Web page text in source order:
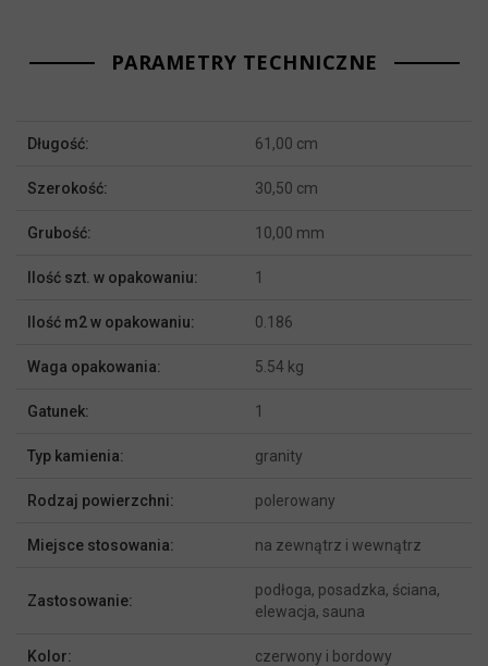
PARAMETRY TECHNICZNE
Długość: 61,00 cm
Szerokość: 30,50 cm
Grubość: 10,00 mm
Ilość szt. w opakowaniu: 1
Ilość m2 w opakowaniu: 0.186
Waga opakowania: 5.54 kg
Gatunek: 1
Typ kamienia: granity
Rodzaj powierzchni: polerowany
Miejsce stosowania: na zewnątrz i wewnątrz
Zastosowanie:
podłoga, posadzka, ściana,
elewacja, sauna
Kolor: czerwony i bordowy